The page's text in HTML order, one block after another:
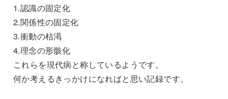
1.認識の固定化
2.関係性の固定化
3.衝動の枯渇
4.理念の形骸化
これらを現代病と称しているようです。
何か考えるきっかけになればと思い記録です。